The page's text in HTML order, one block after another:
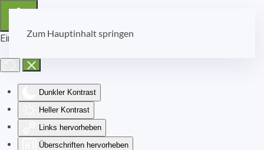
Eingabehilfen öffnen
Dunkler Kontrast
Heller Kontrast
Links hervorheben
Überschriften hervorheben
Zum Hauptinhalt springen